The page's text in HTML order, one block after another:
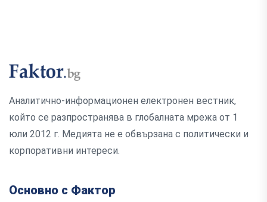
Аналитично-информационен електронен вестник,
който се разпространява в глобалната мрежа от 1
юли 2012 г. Медията не е обвързана с политически и
корпоративни интереси.
Основно с Фактор